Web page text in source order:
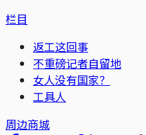
栏目
返工这回事
不重磅记者自留地
女人没有国家？
工具人
周边商城